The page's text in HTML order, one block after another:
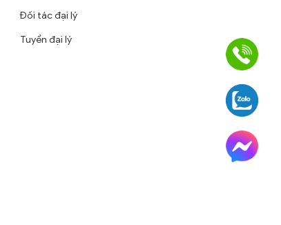
Đối tác đại lý
Tuyển đại lý